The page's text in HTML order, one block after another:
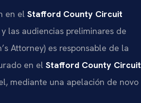
en el Stafford County Circuit
las audiencias preliminares de
Attorney) es responsable de la
en el Stafford County Circuit
mediante una apelación de novo